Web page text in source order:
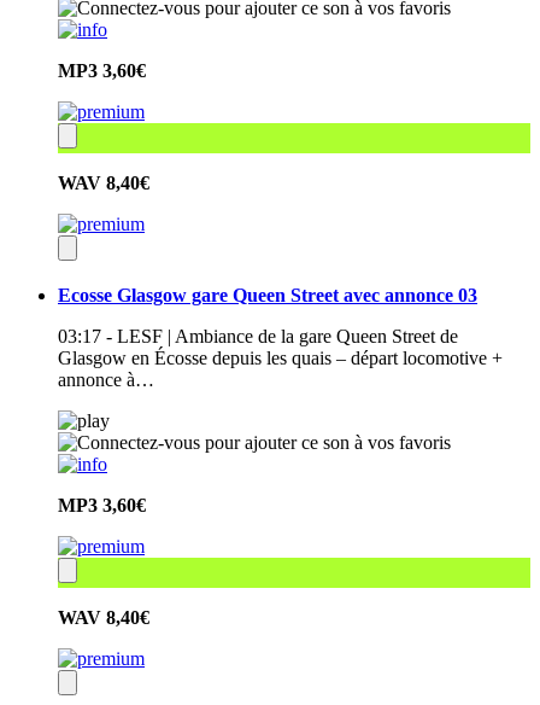
MP3 3,60€
WAV 8,40€
Ecosse Glasgow gare Queen Street avec annonce 03
03:17 - LESF | Ambiance de la gare Queen Street de
Glasgow en Écosse depuis les quais – départ locomotive +
annonce à…
MP3 3,60€
WAV 8,40€